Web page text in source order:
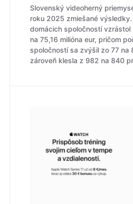
Slovenský videoherný
roku 2025 zmiešané
domácich spoločností vzrástol
na 75,16 milióna eur, pričom
spoločností sa zvýšil zo 77 na
zároveň klesla z 982 na 840